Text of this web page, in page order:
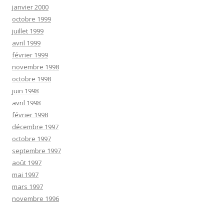
janvier 2000
octobre 1999
juillet 1999
avril 1999
février 1999
novembre 1998
octobre 1998
juin 1998
avril 1998
février 1998
décembre 1997
octobre 1997
septembre 1997
août 1997
mai 1997
mars 1997
novembre 1996